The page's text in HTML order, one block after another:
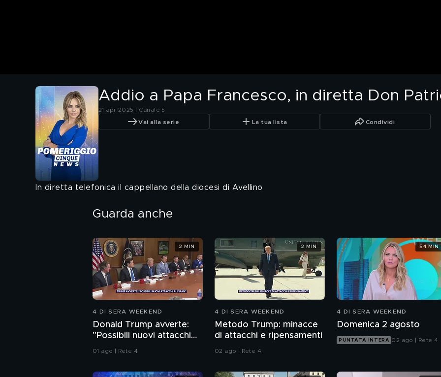
Addio a Papa Francesco, in diretta Don
21 apr 2025 | Canale 5
Vai alla serie La tua lista Condividi
In diretta telefonica il cappellano della diocesi di Avellino
Guarda anche
4 DI SERA WEEKEND
Donald Trump avverte:
"Possibili nuovi attacchi
all'Iran"
01 ago | Rete 4
2 MIN
4 DI SERA WEEKEND
Metodo Trump: minacce
di attacchi e ripensamenti
02 ago | Rete 4
2 MIN
4 DI SERA WEEKEND
Domenica 2 agosto
PUNTATA INTERA 02 ago | Rete 4
54 MIN